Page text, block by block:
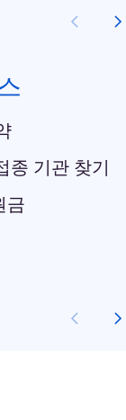
종 기관 찾기
금